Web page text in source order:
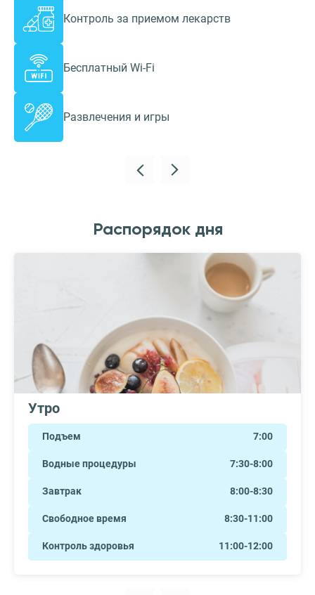
Контроль за приемом лекарств
Бесплатный Wi-Fi
Развлечения и игры
Распорядок дня
Утро
Подъем 7:00
Водные процедуры 7:30-8:00
Завтрак 8:00-8:30
Свободное время 8:30-11:00
Контроль здоровья 11:00-12:00